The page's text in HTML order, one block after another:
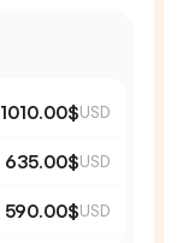
1010.00$USD
635.00$USD
590.00$USD